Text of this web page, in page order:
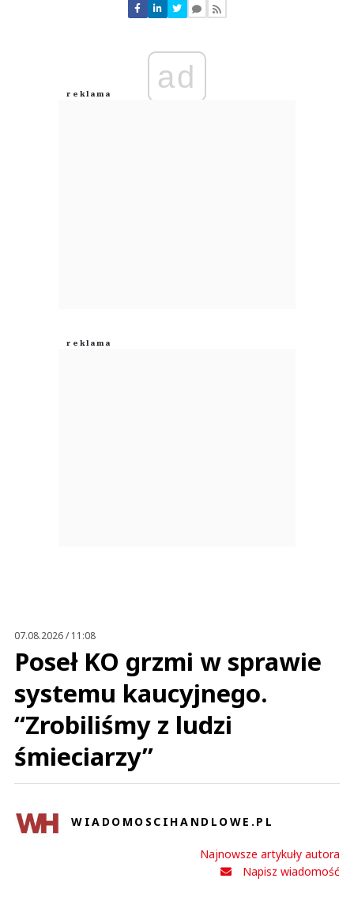
Nie znaleziono komentarzy
Zostaw swoje komentarze
Anuluj
ad
07.08.2026 / 11:08
Poseł KO grzmi w sprawie
systemu kaucyjnego.
“Zrobiliśmy z ludzi
śmieciarzy”
WIADOMOSCIHANDLOWE.PL
Najnowsze artykuły autora
Napisz wiadomość